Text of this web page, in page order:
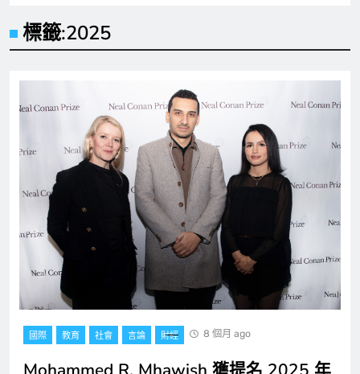
標籤:2025
國際 教育 社會 言論 財經 8 個月 ago